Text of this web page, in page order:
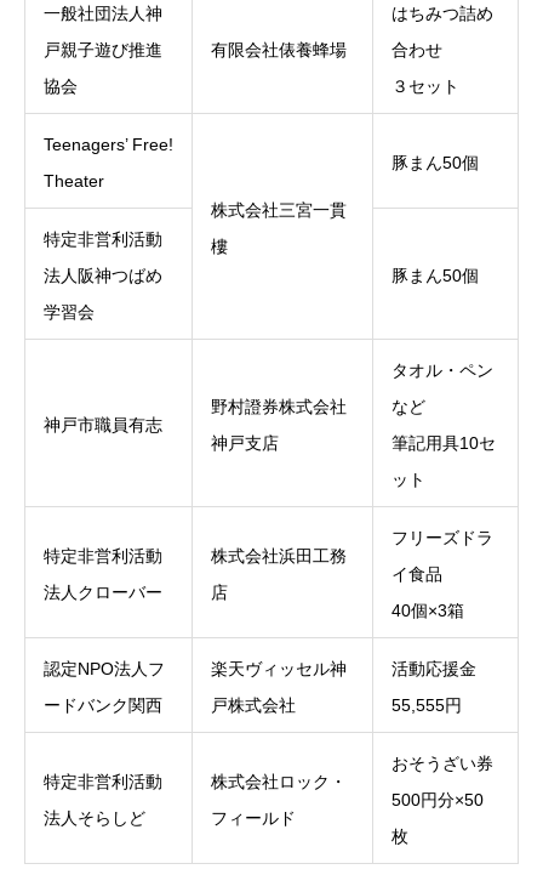
一般社団法人神
戸親子遊び推進
協会
有限会社俵養蜂場
はちみつ詰め
合わせ
３セット
Teenagers’ Free!
Theater
株式会社三宮一貫
樓
豚まん50個
特定非営利活動
法人阪神つばめ
学習会
豚まん50個
神戸市職員有志
野村證券株式会社
神戸支店
タオル・ペン
など
筆記用具10セ
ット
特定非営利活動
法人クローバー
株式会社浜田工務
店
フリーズドラ
イ食品
40個×3箱
認定NPO法人フ
ードバンク関西
楽天ヴィッセル神
戸株式会社
活動応援金
55,555円
特定非営利活動
法人そらしど
株式会社ロック・
フィールド
おそうざい券
500円分×50
枚